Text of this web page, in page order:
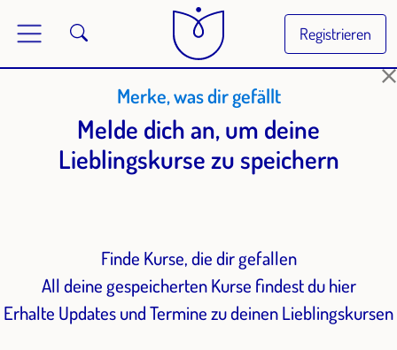
Registrieren
Merke, was dir gefällt
Melde dich an, um deine
Lieblingskurse zu speichern
Finde Kurse, die dir gefallen
All deine gespeicherten Kurse findest du hier
Erhalte Updates und Termine zu deinen Lieblingskursen